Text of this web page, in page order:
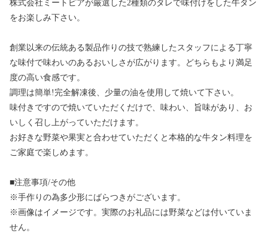
株式会社ミートピアが厳選した2種類のタレで味付けをした牛タン
をお楽しみ下さい。
創業以来の伝統ある製品作りの技で熟練したスタッフによる丁寧
な味付で味わいのあるおいしさが広がります。どちらもより満足
度の高い食感です。
調理は簡単!完全解凍後、少量の油を使用して焼いて下さい。
味付きですので焼いていただくだけで、味わい、旨味があり、お
いしく召し上がっていただけます。
お好きな野菜や果実と合わせていただくと本格的な牛タン料理を
ご家庭で楽しめます。
■注意事項/その他
※手作りの為多少形にばらつきがございます。
※画像はイメージです。実際のお礼品には野菜などは付いていま
せん。